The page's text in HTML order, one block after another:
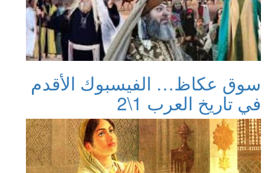
سوق عكاظ… الفيسبوك الأقدم
في تاريخ العرب 1\2